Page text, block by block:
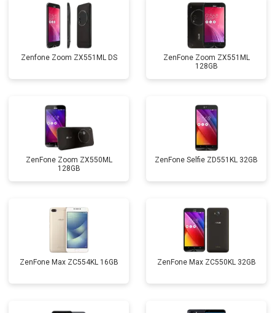
Zenfone Zoom ZX551ML DS
ZenFone Zoom ZX551ML
128GB
ZenFone Zoom ZX550ML
128GB
ZenFone Selfie ZD551KL 32GB
ZenFone Max ZC554KL 16GB ZenFone Max ZC550KL 32GB